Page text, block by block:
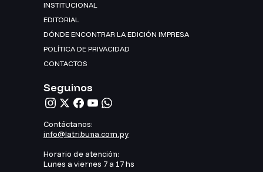
INSTITUCIONAL
EDITORIAL
DÓNDE ENCONTRAR LA EDICIÓN IMPRESA
POLÍTICA DE PRIVACIDAD
CONTACTOS
Seguinos
Contáctanos:
info@latribuna.com.py
Horario de atención:
Lunes a viernes 7 a 17 hs